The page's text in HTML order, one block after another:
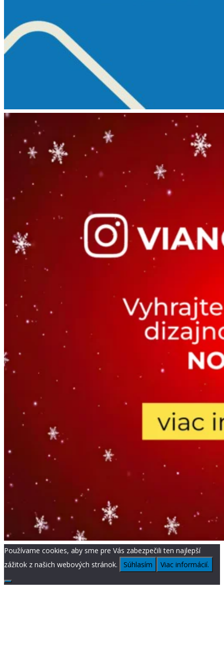
Používame cookies, aby sme pre Vás zabezpečili ten najlepší
zážitok z našich webových stránok.
Súhlasím Viac informácií.